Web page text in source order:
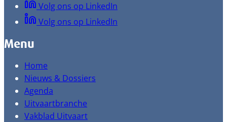
Volg ons op LinkedIn
Volg ons op LinkedIn
Menu
Home
Nieuws & Dossiers
Agenda
Uitvaartbranche
Vakblad Uitvaart